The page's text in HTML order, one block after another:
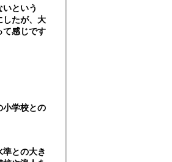
という
したが、大
感じです
小学校との
との大き